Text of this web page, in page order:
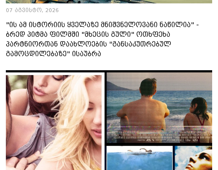
07 აგვისტო, 2026
"ის ამ ისტორიის ყველაზე მნიშვნელოვანი ნაწილია" -
ბრედ პიტმა ფილმში "მხეცის გული" ოთხფეხა
პარტნიორთან დაახლოების "განსაკუთრებულ
გამოცდილებაზე" ისაუბრა